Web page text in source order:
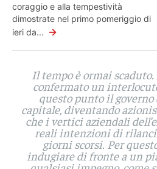
coraggio e alla tempestività
dimostrate nel primo pomeriggio di
ieri da... →
Il tempo è ormai
confermato un
questo punto il governo
capitale, diventando
che i vertici aziendali
reali intenzioni di
giorni scorsi. Per
indugiare di fronte a un